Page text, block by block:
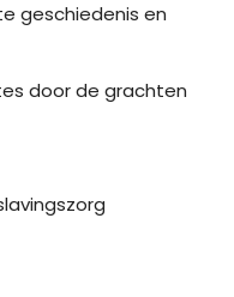
geschiedenis en
door de grachten